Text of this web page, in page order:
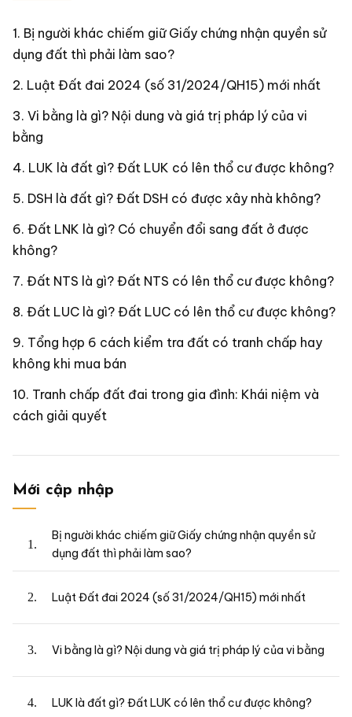
Bị người khác chiếm giữ Giấy chứng nhận quyền sử
dụng đất thì phải làm sao?
Luật Đất đai 2024 (số 31/2024/QH15) mới nhất
Vi bằng là gì? Nội dung và giá trị pháp lý của vi
bằng
LUK là đất gì? Đất LUK có lên thổ cư được không?
DSH là đất gì? Đất DSH có được xây nhà không?
Đất LNK là gì? Có chuyển đổi sang đất ở được
không?
Đất NTS là gì? Đất NTS có lên thổ cư được không?
Đất LUC là gì? Đất LUC có lên thổ cư được không?
Tổng hợp 6 cách kiểm tra đất có tranh chấp hay
không khi mua bán
Tranh chấp đất đai trong gia đình: Khái niệm và
cách giải quyết
Mới cập nhập
Bị người khác chiếm giữ Giấy chứng nhận quyền sử
dụng đất thì phải làm sao?
Luật Đất đai 2024 (số 31/2024/QH15) mới nhất
Vi bằng là gì? Nội dung và giá trị pháp lý của vi bằng
LUK là đất gì? Đất LUK có lên thổ cư được không?